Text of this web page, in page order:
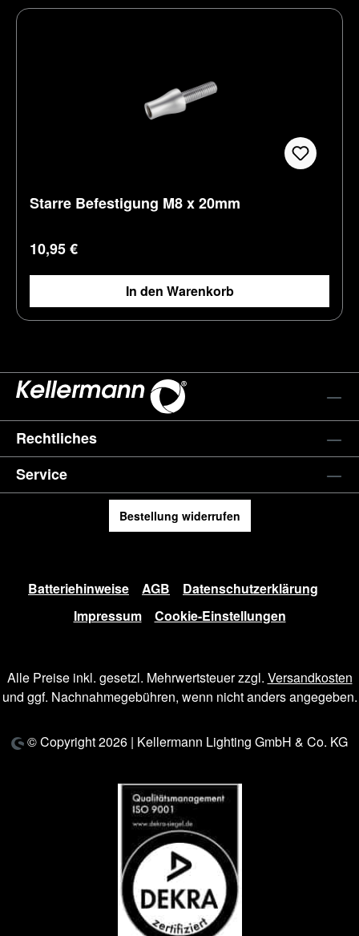
Starre Befestigung M8 x 20mm
Regulärer Preis:
10,95 €
In den Warenkorb
Rechtliches
Service
Bestellung widerrufen
Batteriehinweise AGB
Datenschutzerklärung
Impressum
Cookie-Einstellungen
Alle Preise inkl. gesetzl. Mehrwertsteuer zzgl. Versandkosten
und ggf. Nachnahmegebühren, wenn nicht anders angegeben.
© Copyright 2026 | Kellermann Lighting GmbH & Co. KG